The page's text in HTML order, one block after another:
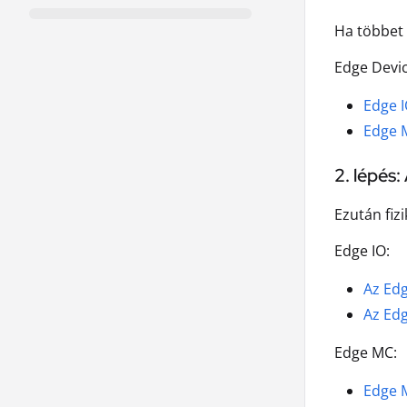
Ha
Edge
Edge
Edge
2.
Ezután
Edge IO:
Az
Az
Edge MC:
Edge